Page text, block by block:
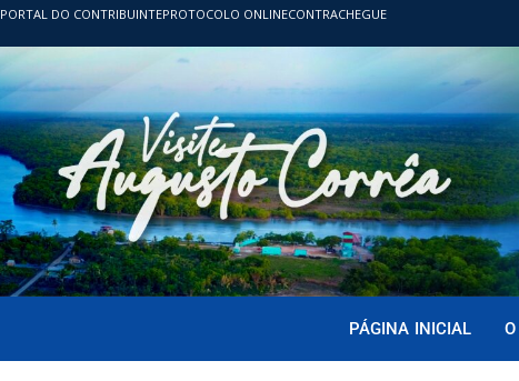
PORTAL DO CONTRIBUINTEPROTOCOLO ONLINECONTRACHEGUE
PÁGINA INICIAL